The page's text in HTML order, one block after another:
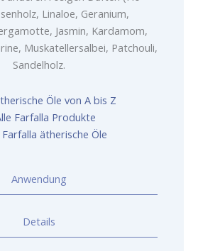
Linaloe, Geranium,
Jasmin, Kardamom,
Muskatellersalbei, Patchouli,
Sandelholz.
Öle von A bis Z
Farfalla Produkte
Farfalla ätherische Öle
Anwendung
Details